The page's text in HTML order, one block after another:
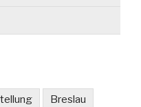
Breslau